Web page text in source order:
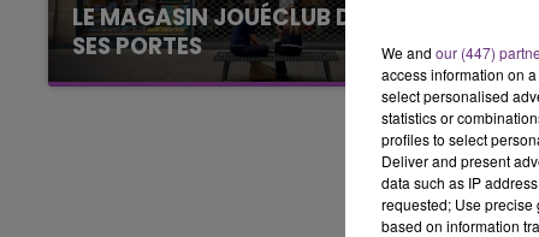
LE MAGASIN JOUÉCLUB DE REIMS FERME
SES PORTES
C'était l'une des institutions du centre-ville
rémois. Le magasin JouéClub est contraint de
We and our (447)
access information on
select personalised
statistics or
profiles to select
Deliver and present
data such as IP
requested; Use precise
based on information